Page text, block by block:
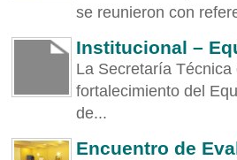
se reunieron con
Institucional –
La Secretaría
fortalecimiento del
de...
Encuentro de